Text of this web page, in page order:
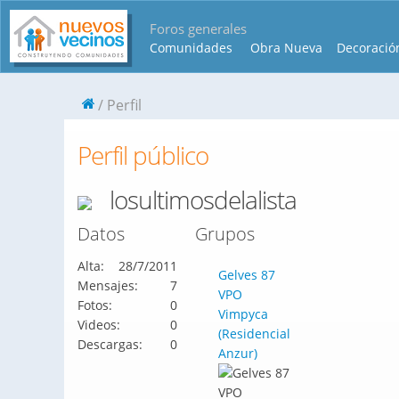
Foros generales
Comunidades Obra Nueva
Perfil
Perfil público
losultimosdelalista
Datos
Alta:
28/7/2011
Mensajes:
7
Fotos:
0
Videos:
0
Descargas:
0
Grupos
Gelves 87
VPO
Vimpyca
(Residencial
Anzur)